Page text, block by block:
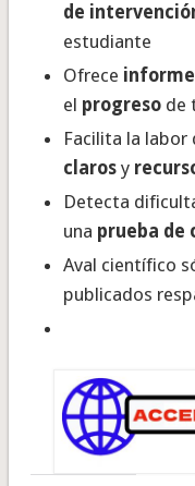
de
estudiante
Ofrece
el progresode
Facilita la labor
clarosy
Detecta
una prueba de
Aval científico
publicados